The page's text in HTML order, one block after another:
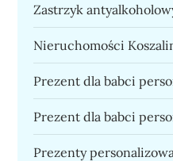
Zastrzyk
Nieruchomości
Prezent dla babci
Prezent dla babci
Prezenty